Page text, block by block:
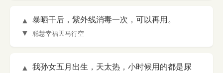
▲
▼
暴晒干后，紫外线消毒一次，可以再用。
聪慧幸福天马行空
▲
我孙女五月出生，天太热，小时候用的都是尿